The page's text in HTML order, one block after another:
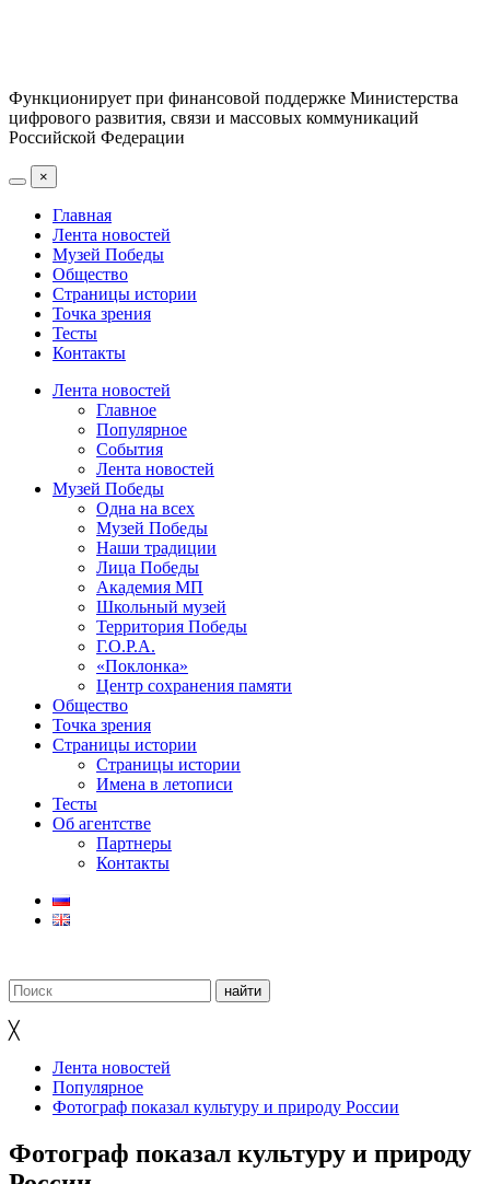
Функционирует при финансовой поддержке Министерства
цифрового развития, связи и массовых коммуникаций
Российской Федерации
×
Главная
Лента новостей
Музей Победы
Общество
Страницы истории
Точка зрения
Тесты
Контакты
Лента новостей
Главное
Популярное
События
Лента новостей
Музей Победы
Одна на всех
Музей Победы
Наши традиции
Лица Победы
Академия МП
Школьный музей
Территория Победы
Г.О.Р.А.
«Поклонка»
Центр сохранения памяти
Общество
Точка зрения
Страницы истории
Страницы истории
Имена в летописи
Тесты
Об агентстве
Партнеры
Контакты
╳
Лента новостей
Популярное
Фотограф показал культуру и природу России
Фотограф показал культуру и природу